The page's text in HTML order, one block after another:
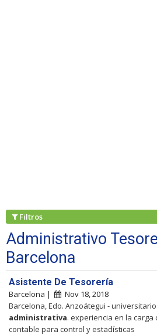
Filtros
Administrativo
Barcelona
Asistente De Tesorería
Barcelona |
Nov 18, 2018
Barcelona, Edo. Anzoátegui -
administrativa. experiencia en la
contable para control y estadísticas